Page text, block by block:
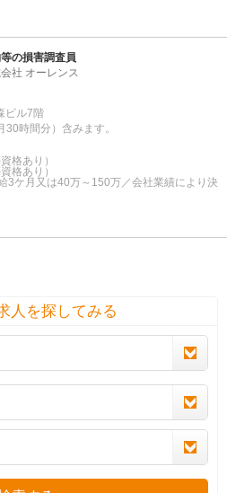
の損害調査員
社 オーレンス
ビル7階
時間分）含みます。
格あり）
格あり）
ケ月又は40万～150万／会社業績により決
人を探してみる